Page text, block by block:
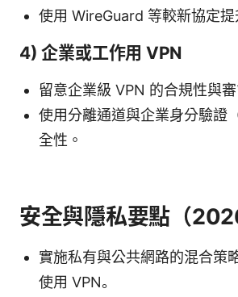
使用 WireGuard 等較新協定提
4) 企業或工作用 VPN
留意企業級 VPN 的合規性與審
使用分離通道與企業身分驗證
全性。
安全與隱私要點（
實施私有與公共網路的混合策
使用 VPN。